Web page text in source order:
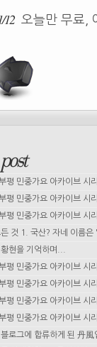
12 오늘만 무료,
post
평 민중가요 아카이브 시
평 민중가요 아카이브 시
평 민중가요 아카이브 시
것 1. 국산? 자네 이름은
현을 기억하며...
평 민중가요 아카이브 시
평 민중가요 아카이브 시
평 민중가요 아카이브 시
평 민중가요 아카이브 시
로그에 합류하게 된 丹風